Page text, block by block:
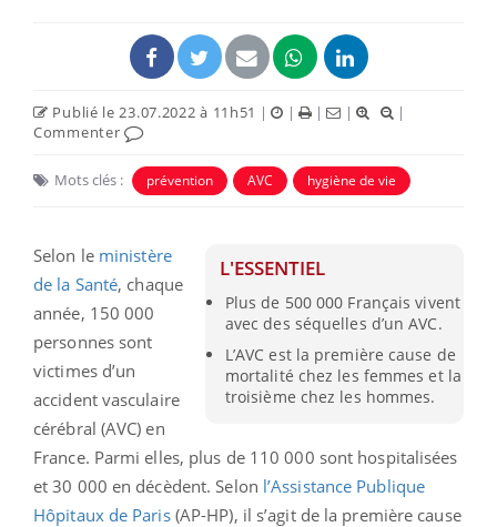
Publié le 23.07.2022 à 11h51 | | | |
|
Commenter
Mots clés : prévention AVC hygiène de vie
L'ESSENTIEL
Plus de 500 000 Français vivent
avec des séquelles d’un AVC.
L’AVC est la première cause de
mortalité chez les femmes et la
troisième chez les hommes.
Selon le ministère
de la Santé, chaque
année, 150 000
personnes sont
victimes d’un
accident vasculaire
cérébral (AVC) en
France. Parmi elles, plus de 110 000 sont hospitalisées
et 30 000 en décèdent.Selon l’Assistance Publique
Hôpitaux de Paris (AP-HP), il s’agit de la première cause